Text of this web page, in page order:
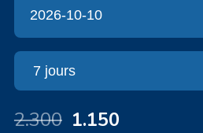
2.300 1.150